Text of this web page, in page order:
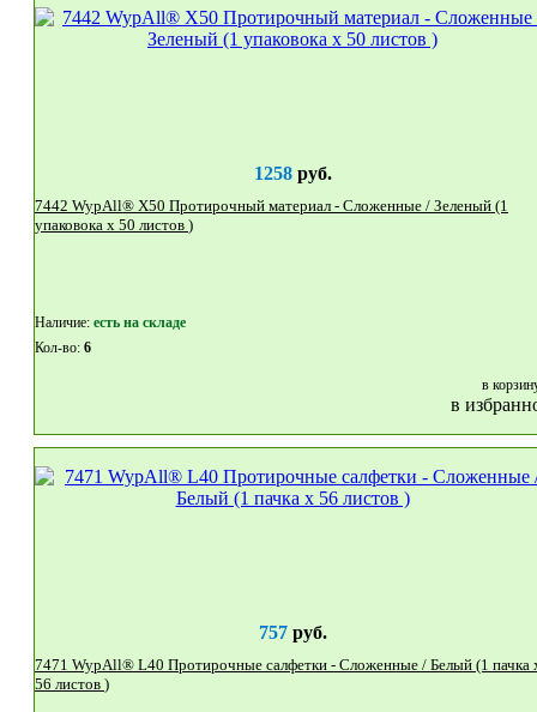
1258руб.
7442 WypAll® X50 Протирочный материал - Сложенные / Зеленый (1
упаковока x 50 листов )
Наличие: eсть на складе
Кол-во: 6
в
в
757руб.
7471 WypAll® L40 Протирочные салфетки - Сложенные / Белый (1 пачка x
56 листов )